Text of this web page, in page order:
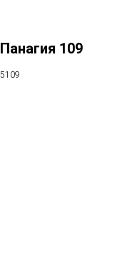
Панагия 109
5109